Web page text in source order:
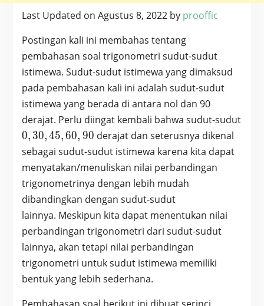
Last Updated on Agustus 8, 2022 by prooffic
Postingan kali ini membahas tentang
pembahasan soal trigonometri sudut-sudut
istimewa. Sudut-sudut istimewa yang dimaksud
pada pembahasan kali ini adalah sudut-sudut
istimewa yang berada di antara nol dan 90
derajat. Perlu diingat kembali bahwa sudut-sudut
0,
30,
60,
90
0, 30,45,60, 90 derajat dan seterusnya dikenal
sebagai sudut-sudut istimewa karena kita dapat
menyatakan/menuliskan nilai perbandingan
trigonometrinya dengan lebih mudah
dibandingkan dengan sudut-sudut
lainnya. Meskipun kita dapat menentukan nilai
perbandingan trigonometri dari sudut-sudut
lainnya, akan tetapi nilai perbandingan
trigonometri untuk sudut istimewa memiliki
bentuk yang lebih sederhana.